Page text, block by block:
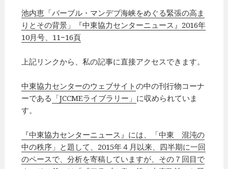
池内恵「バーブル・マンデブ海峡をめぐる緊張の高ま
りとその背景」『中東協力センターニュース』2016年
10月号、11−16頁
上記リンクから、私の記事に直接アクセスできます。
中東協力センターのウェブサイトの中の刊行物コーナ
ーである 「JCCMEライブラリー」 に収められていま
す。
『中東協力センターニュース』には、「中東 混沌の
中の秩序」と題して、2015年４月以来、四半期に一回
のペースで、分析を寄稿していますが、その７回目で